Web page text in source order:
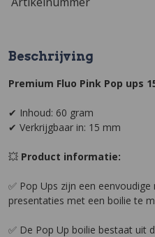
Beschrijving
Premium Fluo Pink Pop ups
✔ Inhoud: 60 gram
✔ Verkrijgbaar in: 15 mm
💥 Product informatie:
✅ Pop Ups zijn een
presentaties met een boilie te
✅ De Pop Up boilie bestaat uit